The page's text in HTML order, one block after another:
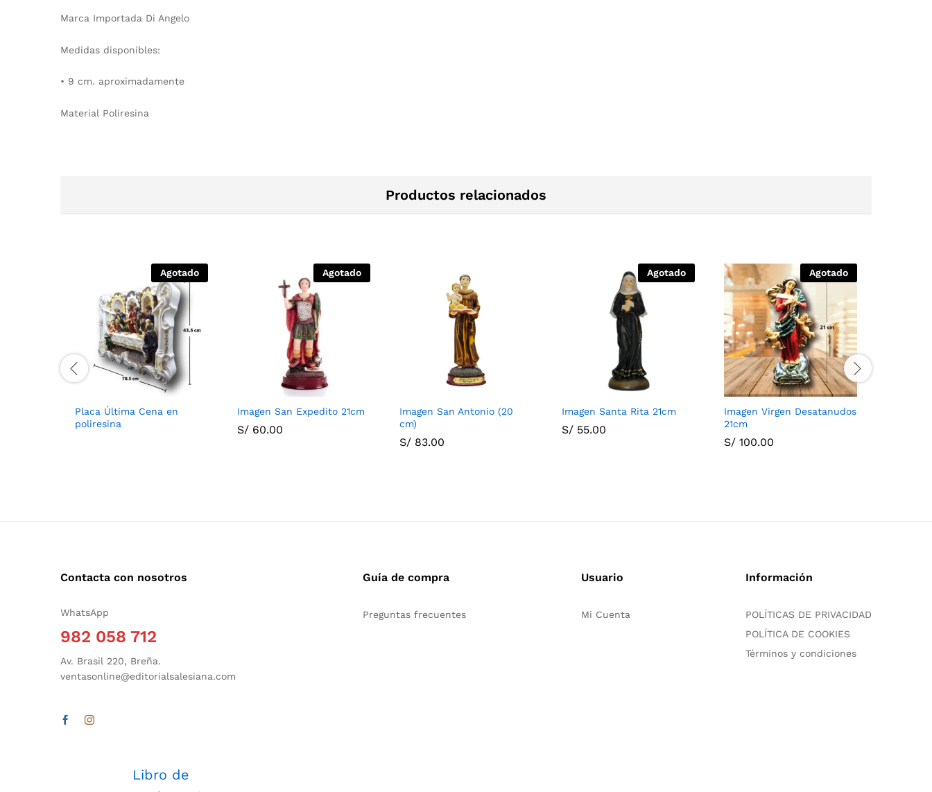
Marca Importada Di Angelo
Medidas disponibles:
• 9 cm. aproximadamente
Material Poliresina
Productos relacionados
Agotado
Placa Última Cena en
poliresina
Agotado
Imagen San Expedito 21cm
S/ 60.00
Imagen San Antonio (20
cm)
S/ 83.00
Agotado
Imagen Santa Rita 21cm
S/ 55.00
Agotado
Imagen Virgen Desatanudos
21cm
S/ 100.00
Contacta con nosotros
WhatsApp
982 058 712
Av. Brasil 220, Breña.
ventasonline@editorialsalesiana.com
Libro de
Guía de compra
Preguntas frecuentes
Usuario
Mi Cuenta
Información
POLÍTICAS DE PRIVACIDAD
POLÍTICA DE COOKIES
Términos y condiciones